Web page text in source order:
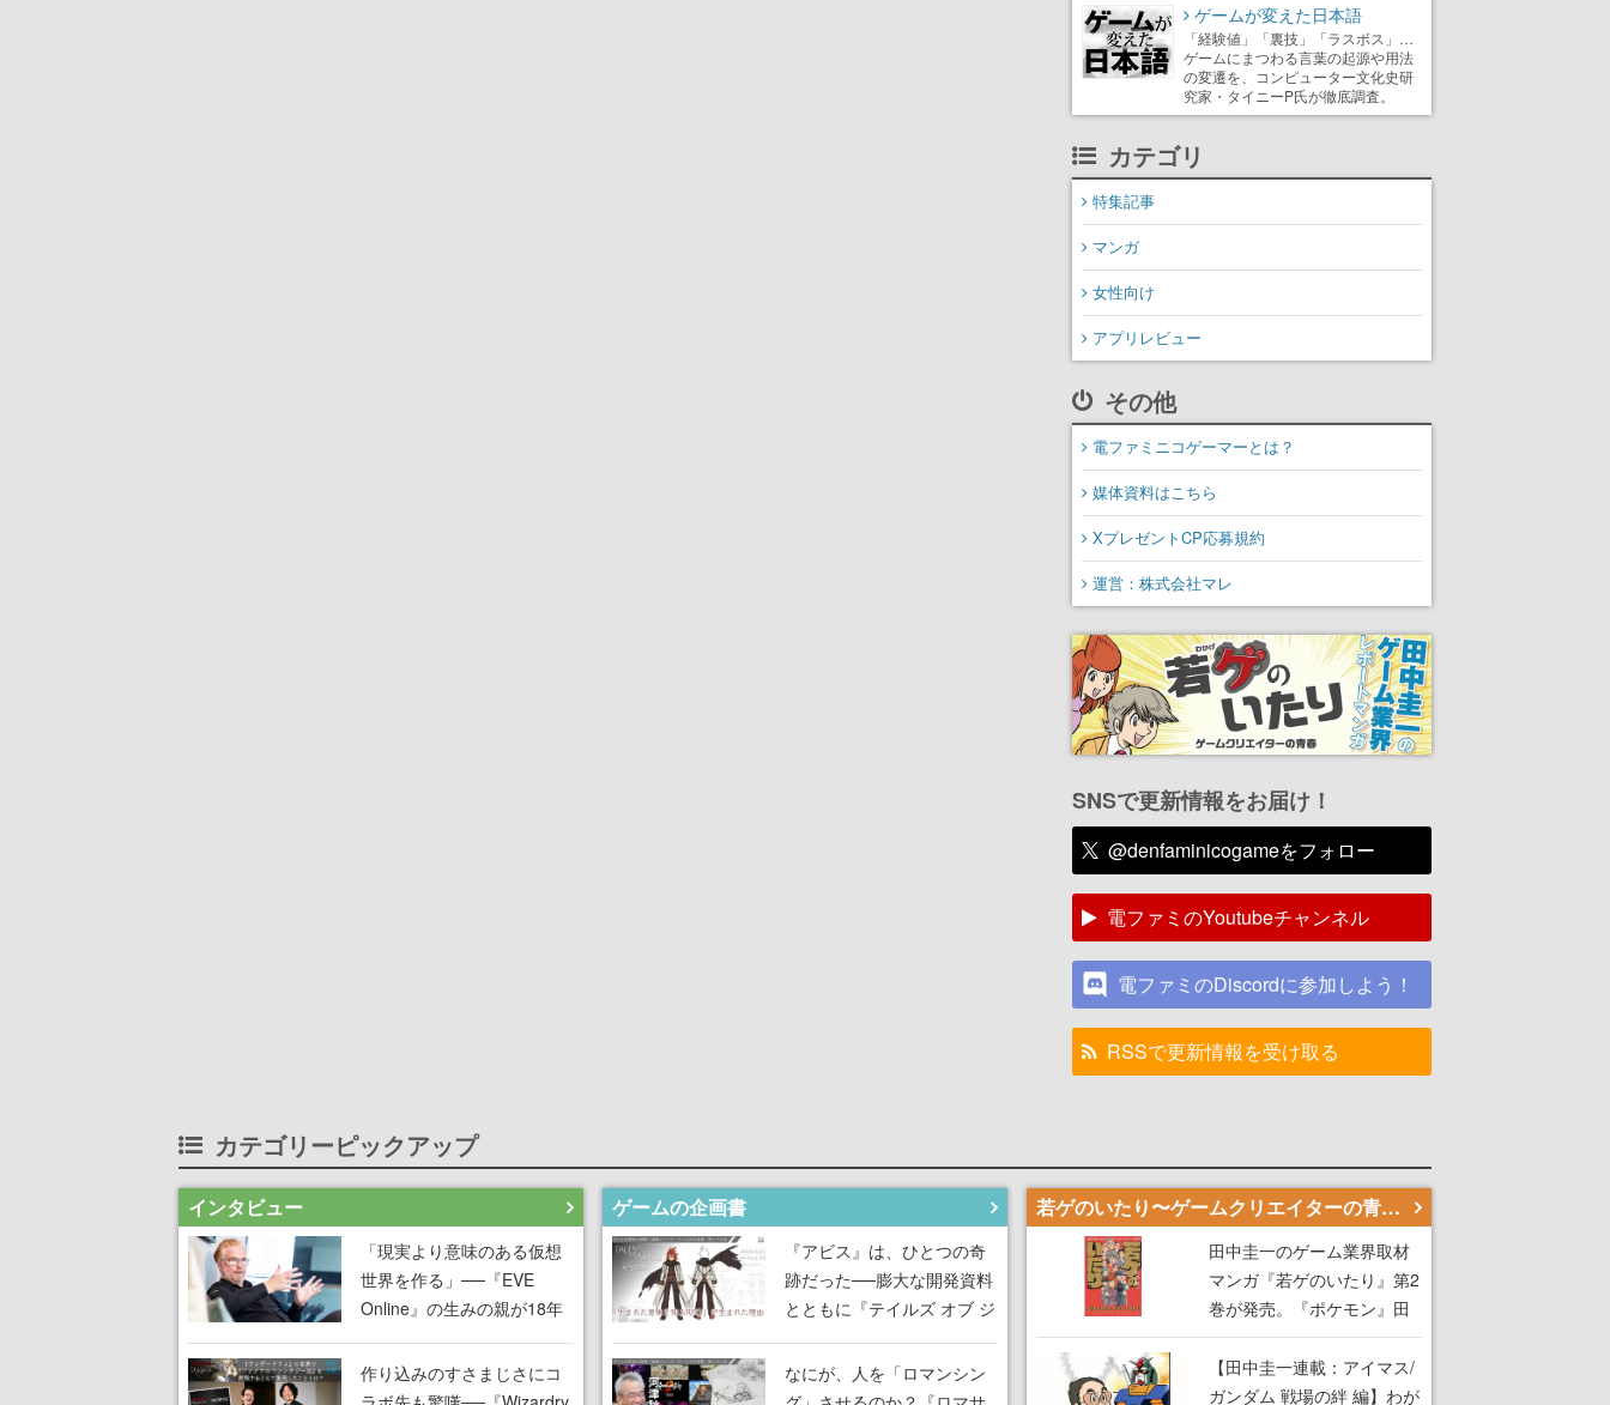
ゲームが変えた日本語
「経験値」「裏技」「ラスボス」…
ゲームにまつわる言葉の起源や用法
の変遷を、コンピューター文化史研
究家・タイニーP氏が徹底調査。
カテゴリ
特集記事
マンガ
女性向け
アプリレビュー
その他
電ファミニコゲーマーとは？
媒体資料はこちら
XプレゼントCP応募規約
運営：株式会社マレ
SNSで更新情報をお届け！
@denfaminicogameをフォロー
電ファミのYoutubeチャンネル
電ファミのDiscordに参加しよう！
RSSで更新情報を受け取る
カテゴリーピックアップ
インタビュー
「現実より意味のある仮想
世界を作る」──『EVE
Online』の生みの親が18年
言”は、比喩ではなく本気だ
った
作り込みのすさまじさにコ
ゲームの企画書
『アビス』は、ひとつの奇
跡だった──膨大な開発資料
とともに『テイルズ オブ ジ
「生まれた意味を知る
RPG」が生まれた理由【ゲ
なにが、人を「ロマンシン
若ゲのいたり〜ゲームクリエイターの青春〜
田中圭一のゲーム業界取材
マンガ『若ゲのいたり』第2
巻が発売。『ポケモン』田
尻智さん、『ゼビウス』遠
藤雅伸さんらの貴重なエピ
ソードを収録
【田中圭一連載：アイマス/
ガンダム 戦場の絆 編】わが